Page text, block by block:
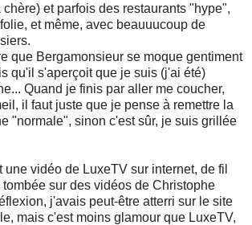
et parfois des restaurants "hype",
et même, avec beauuucoup de
que Bergamonsieur se moque gentiment
qu'il s'aperçoit que je suis (j'ai été)
Quand je finis par aller me coucher,
il faut juste que je pense à remettre la
"normale", sinon c'est sûr, je suis grillée
une vidéo de LuxeTV sur internet, de fil
sur des vidéos de Christophe
j'avais peut-être atterri sur le site
mais c'est moins glamour que LuxeTV,